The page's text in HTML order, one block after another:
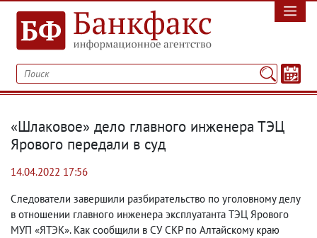
«Шлаковое» дело главного инженера ТЭЦ
Ярового передали в суд
14.04.2022 17:56
Следователи завершили разбирательство по уголовному делу
в отношении главного инженера эксплуатанта ТЭЦ Ярового
МУП «ЯТЭК». Как сообщили в СУ СКР по Алтайскому краю